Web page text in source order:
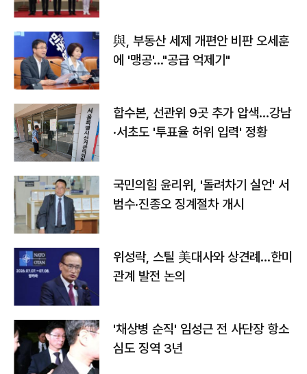
與, 부동산 세제 개편안 비판 오세훈
에 '맹공'…"공급 억제기"
합수본, 선관위 9곳 추가 압색…강남
·서초도 '투표율 허위 입력' 정황
국민의힘 윤리위, '돌려차기 실언' 서
범수·진종오 징계절차 개시
위성락, 스틸 美대사와 상견례…한미
관계 발전 논의
'채상병 순직' 임성근 전 사단장 항소
심도 징역 3년